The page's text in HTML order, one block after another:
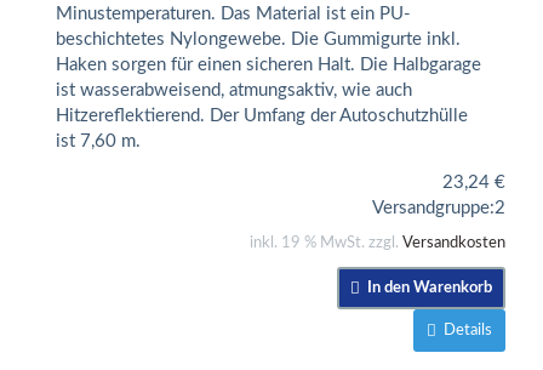
Minustemperaturen. Das Material ist ein PU-
beschichtetes Nylongewebe. Die Gummigurte inkl.
Haken sorgen für einen sicheren Halt. Die Halbgarage
ist wasserabweisend, atmungsaktiv, wie auch
Hitzereflektierend. Der Umfang der Autoschutzhülle
ist 7,60 m.
23,24 €
Versandgruppe:2
inkl. 19 % MwSt. zzgl. Versandkosten
In den Warenkorb
Details